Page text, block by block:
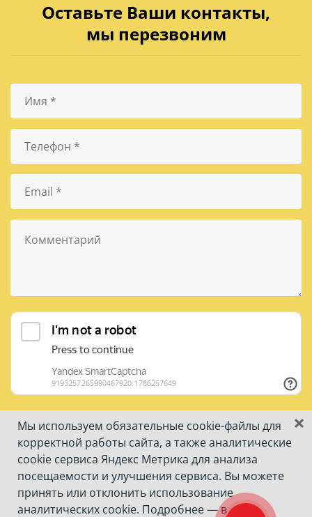
×
Мы используем обязательные cookie-файлы для
корректной работы сайта, а также аналитические
cookie сервиса Яндекс Метрика для анализа
посещаемости и улучшения сервиса. Вы можете
принять или отклонить использование
аналитических cookie. Подробнее — в
Оставьте Ваши контакты,
мы перезвоним
Даюсогласие на обработку персональных данных , в соответствии с
Политикой об обработке и защите персональных данных
Отправить